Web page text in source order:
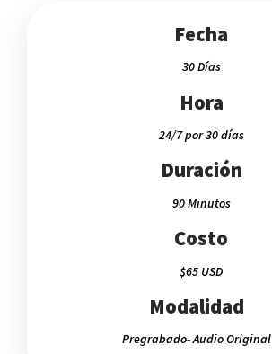
Fecha
30 Días
Hora
24/7 por 30 días
Duración
90 Minutos
Costo
$65 USD
Modalidad
Pregrabado- Audio Original